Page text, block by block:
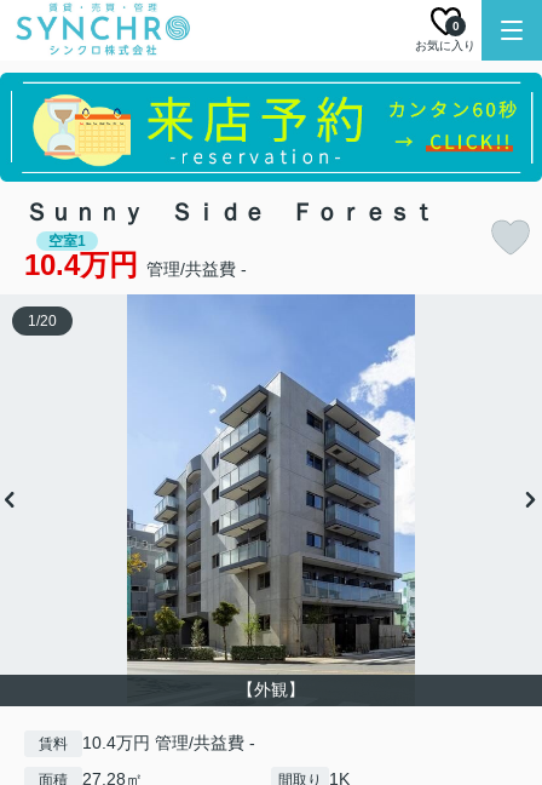
お気に入り
0
Ｓｕｎｎｙ Ｓｉｄｅ Ｆｏｒｅｓｔ
空室1
10.4万円 管理/共益費 -
【外観】
1 /20
賃料 10.4万円 管理/共益費 -
面積 27.28㎡ 間取り 1K